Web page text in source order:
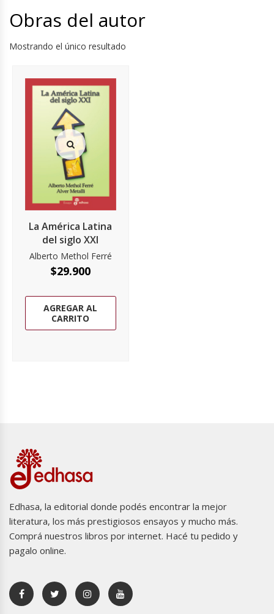
Obras del autor
Mostrando el único resultado
La América Latina
del siglo XXI
Alberto Methol Ferré
$29.900
AGREGAR AL
CARRITO
Edhasa, la editorial donde podés encontrar la mejor
literatura, los más prestigiosos ensayos y mucho más.
Comprá nuestros libros por internet. Hacé tu pedido y
pagalo online.